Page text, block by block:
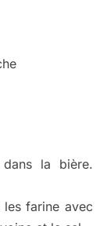
la bière.
les farine avec